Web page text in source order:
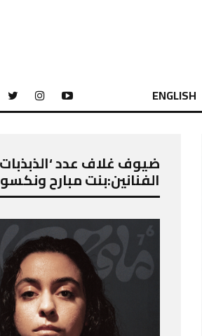
ENGLISH
الفنانين:بنت مبارح ونكسو